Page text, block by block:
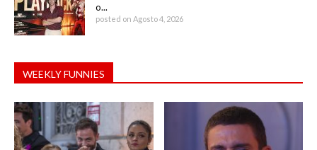
o...
posted on Agosto 4, 2026
WEEKLY FUNNIES